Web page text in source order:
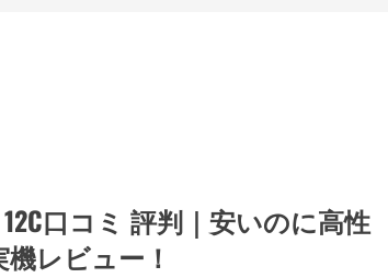
12C口コミ 評判｜安いのに高性
レビュー！